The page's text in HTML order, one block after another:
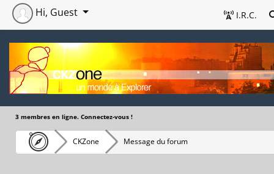
I.R.C.
Hi, Guest
3 membres en ligne. Connectez-vous !
CKZone Message du forum